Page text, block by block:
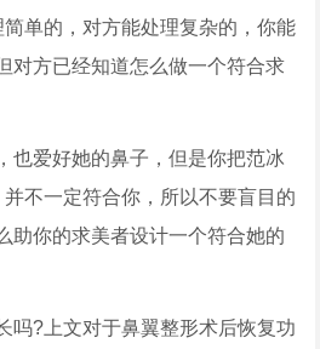
单的，对方能处理复杂的，你能
对方已经知道怎么做一个符合求
也爱好她的鼻子，但是你把范冰
并不一定符合你，所以不要盲目的
助你的求美者设计一个符合她的
吗?上文对于鼻翼整形术后恢复功